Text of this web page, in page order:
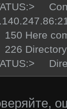
Here
Directory